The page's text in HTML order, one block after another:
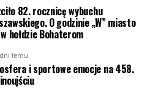
82. rocznicę wybuchu
O godzinie „W” miasto
hołdzie Bohaterom
temu
i sportowe emocje na 458.